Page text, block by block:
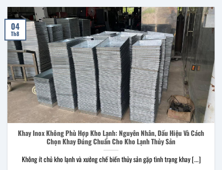
Khay Inox Không Phù Hợp Kho Lạnh: Nguyên Nhân, Dấu Hiệu Và Cách
Chọn Khay Đúng Chuẩn Cho Kho Lạnh Thủy Sản
Không ít chủ kho lạnh và xưởng chế biến thủy sản gặp tình trạng khay [...]
04
Th8